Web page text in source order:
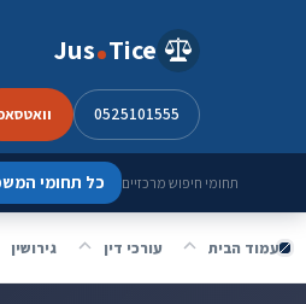
Jus Tice
0525101555
תחומי חיפוש מרכזיים כל תחומי
עמוד הבית עורכי דין גירושין